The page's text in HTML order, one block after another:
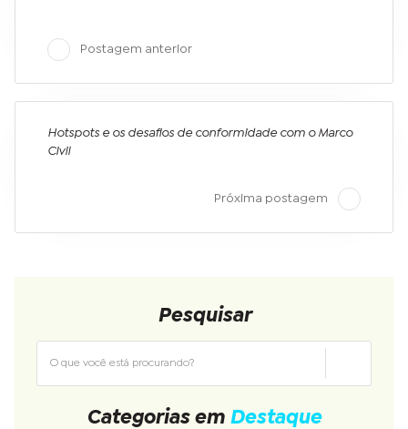
Postagem anterior
Hotspots e os desafios de conformidade com o Marco
Civil
Próxima postagem
Pesquisar
Categorias em Destaque